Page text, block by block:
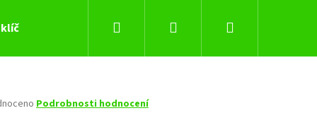
Hledat PřihlášeníNákupní
Podrobnosti hodnocení